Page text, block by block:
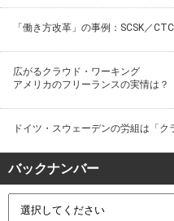
「働き方改革」の事例：SCSK／CTC
広がるクラウド・ワーキング
アメリカのフリーランスの実情は？
ドイツ・スウェーデンの労組は「
バックナンバー